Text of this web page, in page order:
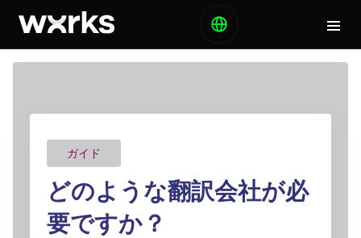
ガイド
どのような翻訳会社が必
要ですか？